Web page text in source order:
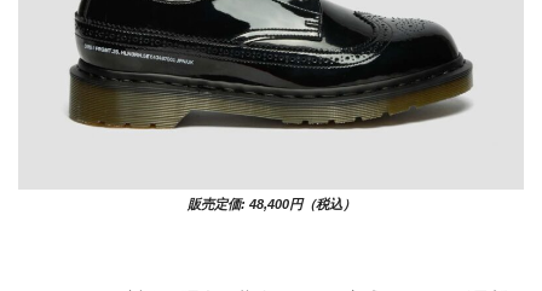
販売定価: 48,400円（税込）